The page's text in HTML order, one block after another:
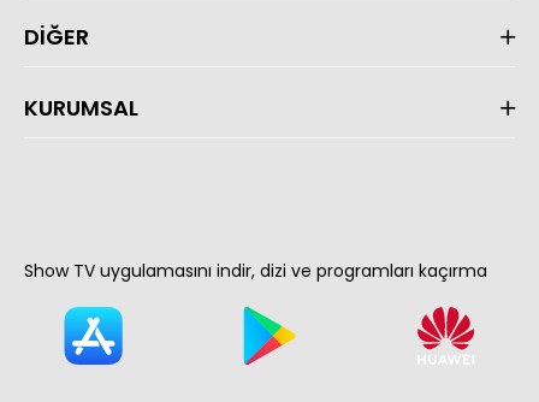
DİĞER
KURUMSAL
Show TV uygulamasını indir, dizi ve programları kaçırma